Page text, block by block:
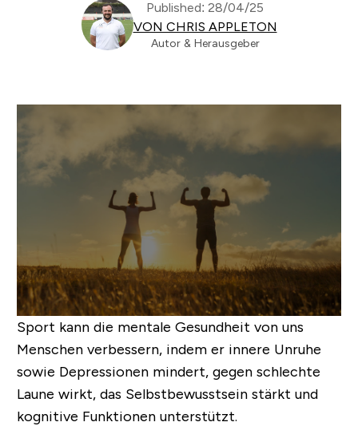
Published: 28/04/25
VON CHRIS APPLETON
Autor & Herausgeber
Sport kann die mentale Gesundheit von uns
Menschen verbessern, indem er innere Unruhe
sowie Depressionen mindert, gegen schlechte
Laune wirkt, das Selbstbewusstsein stärkt und
kognitive Funktionen unterstützt.